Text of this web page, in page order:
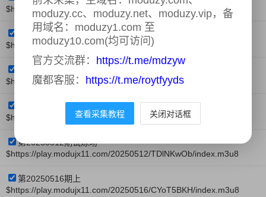
$https://play.modujx11.com/20250509/jBaXdRBC/index.m3u8
第20250509期时代少年团专访
$https://play.modujx11.com/20250509/NQLdkVaI/index.m3u8
$https://play.modujx11.com/20250510/LTPJBcoa/index.m3u8
$https://play.modujx11.com/20250510/DTjtduI1/index.m3u8
第20250512期试炼场
$https://play.modujx11.com/20250512/TDlNKwOb/index.m3u8
第20250516期上
$https://play.modujx11.com/20250516/CYoT5BKH/index.m3u8
moduzy.cc、moduzy.net、moduzy.vip，备
用域名：moduzy1.com 至
moduzy10.com(均可访问)
官方交流群： https://t.me/mdzyw
魔都客服： https://t.me/roytfyyds
查看采集教程 关闭对话框